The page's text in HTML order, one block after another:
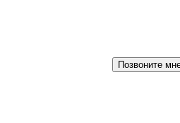
Позвоните